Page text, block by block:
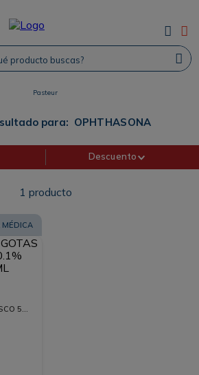
Pasteur
para: OPHTHASONA
Descuento
1 producto
MÉDICA
5